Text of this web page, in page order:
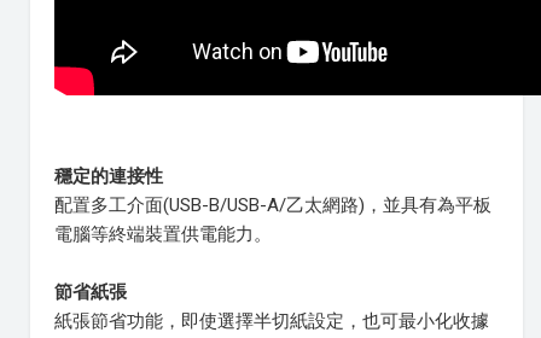
穩定的連接性
配置多工介面(USB-B/USB-A/乙太網路)，並具有為平板
電腦等終端裝置供電能力。
節省紙張
紙張節省功能，即使選擇半切紙設定，也可最小化收據